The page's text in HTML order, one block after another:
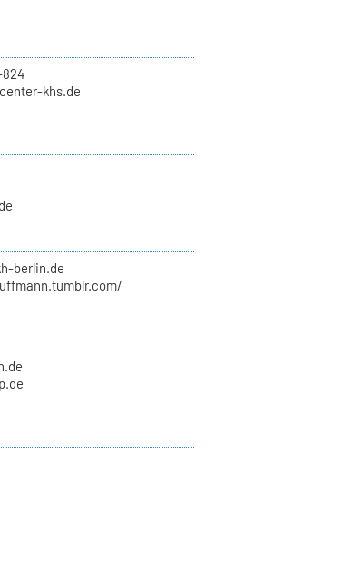
824
khs.de
berlin.de